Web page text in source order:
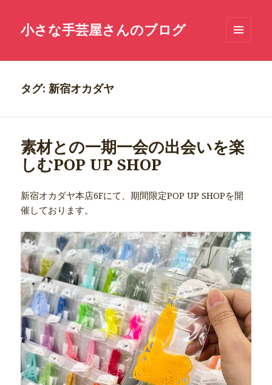
小さな手芸屋さんのブログ
ーとウ
タグ: 新宿オカダヤ
素材との一期一会の出会いを楽
しむPOP UP SHOP
新宿オカダヤ本店6Fにて、期間限定POP UP SHOPを開
催しております。